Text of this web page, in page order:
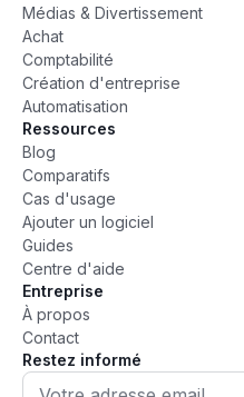
Médias & Divertissement
Achat
Comptabilité
Création d'entreprise
Automatisation
Ressources
Blog
Comparatifs
Cas d'usage
Ajouter un logiciel
Guides
Centre d'aide
Entreprise
À propos
Contact
Restez informé